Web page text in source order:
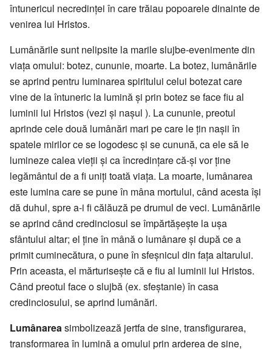
întunericul necredinței în care trăiau popoarele dinainte de
venirea lui Hristos.
Lumânările sunt nelipsite la marile slujbe-evenimente din
viața omului: botez, cununie, moarte. La botez, lumânările
se aprind pentru luminarea spiritului celui botezat care
vine de la întuneric la lumină și prin botez se face fiu al
luminii lui Hristos (vezi și nașul ). La cununie, preotul
aprinde cele două lumânări mari pe care le țin nașii în
spatele mirilor ce se logodesc și se cunună, ca ele să le
lumineze calea vieții și ca încredințare că-și vor ține
legământul de a fi uniți toată viața. La moarte, lumânarea
este lumina care se pune în mâna mortului, când acesta își
dă duhul, spre a-i fi călăuză pe drumul de veci. Lumânările
se aprind când credinciosul se împărtășește la ușa
sfântului altar; el ține în mână o lumânare și după ce a
primit cuminecătura, o pune în sfeșnicul din fața altarului.
Prin aceasta, el mărturisește că e fiu al luminii lui Hristos.
Când preotul face o slujbă (ex. sfeștanie) în casa
credinciosului, se aprind lumânări.
Lumânarea simbolizează jertfa de sine, transfigurarea,
transformarea în lumină a omului prin arderea de sine,